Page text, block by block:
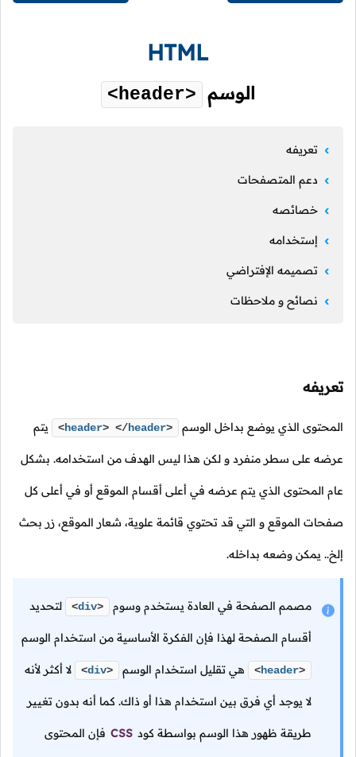
HTML
الوسم <header>
تعريفه
دعم المتصفحات
خصائصه
إستخدامه
تصميمه الإفتراضي
نصائح و ملاحظات
تعريفه
المحتوى الذي يوضع بداخل الوسم <header> </header> يتم
عرضه على سطر منفرد و لكن هذا ليس الهدف من استخدامه. بشكل
عام المحتوى الذي يتم عرضه في أعلى أقسام الموقع أو في أعلى كل
صفحات الموقع و التي قد تحتوي قائمة علوية، شعار الموقع، زر بحث
إلخ.. يمكن وضعه بداخله.
مصمم الصفحة في العادة يستخدم وسوم <div> لتحديد
أقسام الصفحة لهذا فإن الفكرة الأساسية من استخدام الوسم
<header> هي تقليل استخدام الوسم <div> لا أكثر لأنه
لا يوجد أي فرق بين استخدام هذا أو ذاك. كما أنه بدون تغيير
طريقة ظهور هذا الوسم بواسطة كود CSS فإن المحتوى